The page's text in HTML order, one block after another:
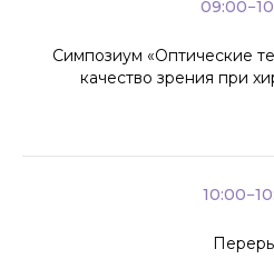
Симпозиум «Оптические
качество зрения при